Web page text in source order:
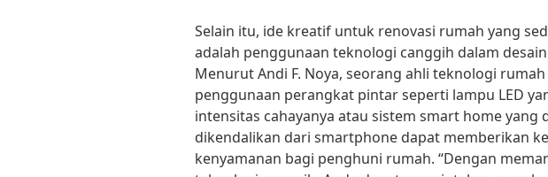
Selain itu, ide kreatif untuk renovasi rumah yang
adalah penggunaan teknologi canggih dalam
Menurut Andi F. Noya, seorang ahli teknologi
penggunaan perangkat pintar seperti lampu LED
intensitas cahayanya atau sistem smart home yang
dikendalikan dari smartphone dapat memberikan
kenyamanan bagi penghuni rumah. “Dengan